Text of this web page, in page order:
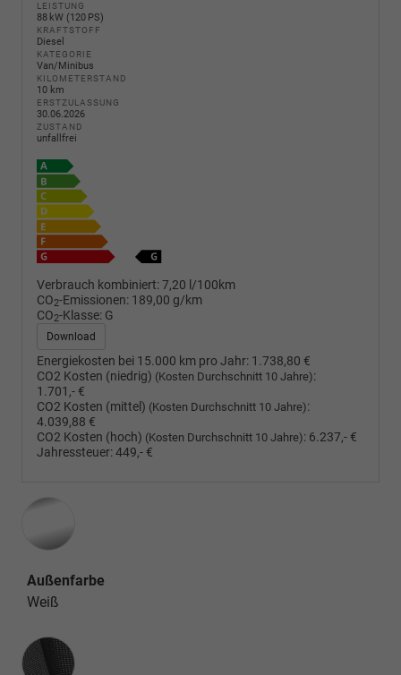
LEISTUNG
88 kW (120 PS)
KRAFTSTOFF
Diesel
KATEGORIE
Van/Minibus
KILOMETERSTAND
10 km
ERSTZULASSUNG
30.06.2026
ZUSTAND
unfallfrei
Verbrauch kombiniert:7,20 l/100km
CO2-Emissionen: 189,00 g/km
CO2-Klasse: G
Download
Energiekosten bei 15.000 km pro Jahr: 1.738,80 €
CO2 Kosten (niedrig) (Kosten Durchschnitt 10 Jahre):
1.701,- €
CO2 Kosten (mittel) (Kosten Durchschnitt 10 Jahre):
4.039,88 €
CO2 Kosten (hoch) (Kosten Durchschnitt 10 Jahre): 6.237,- €
Jahressteuer:449,- €
Außenfarbe
Weiß
Innenausstattung